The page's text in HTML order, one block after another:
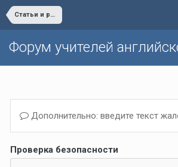
Статьи и разработки учителей (Поурочные планы, дополнительные упражнения и т.д.)/Materials developed by teachers
Форум учителей
Дополнительно: введите текст
Проверка безопасности